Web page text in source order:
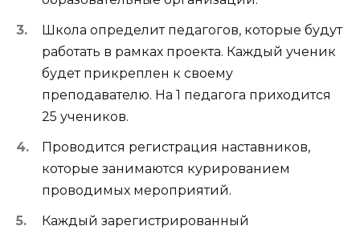
Школа определит педагогов, которые будут
работать в рамках проекта. Каждый ученик
будет прикреплен к своему
преподавателю. На 1 педагога приходится
25 учеников.
Проводится регистрация наставников,
которые занимаются курированием
проводимых мероприятий.
Каждый зарегистрированный